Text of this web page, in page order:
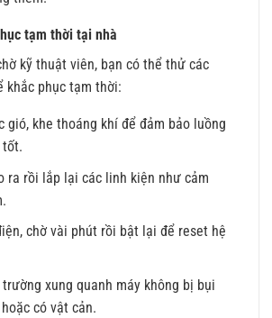
tạm thời tại nhà
kỹ thuật viên, bạn có thể thử các
khắc phục tạm thời:
gió, khe thoáng khí để đảm bảo luồng
tốt.
ra rồi lắp lại các linh kiện như cảm
chờ vài phút rồi bật lại để reset hệ
xung quanh máy không bị bụi
có vật cản.